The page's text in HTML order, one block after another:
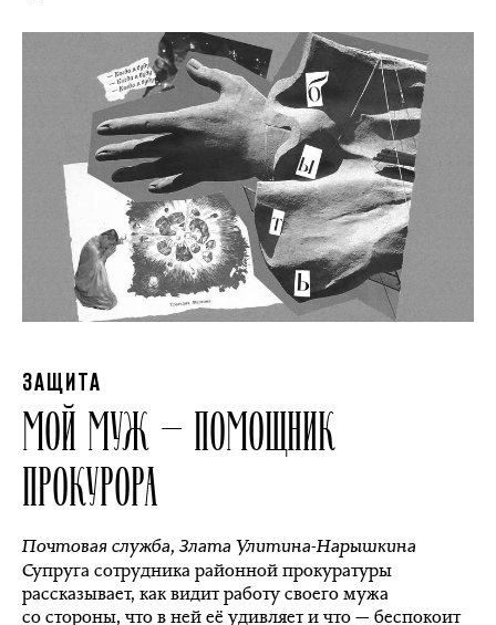
ЗАЩИТА
МОЙ МУЖ — ПОМОЩНИК
ПРОКУРОРА
Почтовая служба,Злата Улитина-Нарышкина
Супруга сотрудника районной прокуратуры
рассказывает, как видит работу своего мужа
со стороны, что в ней её удивляет и что — беспокоит